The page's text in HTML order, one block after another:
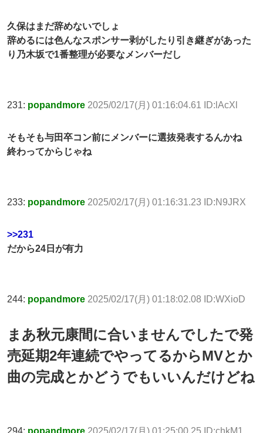
久保はまだ辞めないでしょ
辞めるには色んなスポンサー剥がしたり引き継ぎがあった
り乃木坂で1番整理が必要なメンバーだし
231: popandmore 2025/02/17(月) 01:16:04.61 ID:lAcXl
そもそも与田卒コン前にメンバーに選抜発表するんかね
終わってからじゃね
233: popandmore 2025/02/17(月) 01:16:31.23 ID:N9JRX
>>231
だから24日が有力
244: popandmore 2025/02/17(月) 01:18:02.08 ID:WXioD
まあ秋元康間に合いませんでしたで発
売延期2年連続でやってるからMVとか
曲の完成とかどうでもいいんだけどね